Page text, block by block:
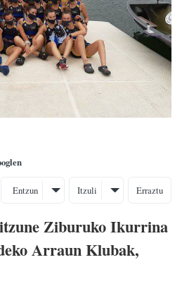
Entzun Itzuli Erraztu
Ziburuko Ikurrina
Arraun Klubak,